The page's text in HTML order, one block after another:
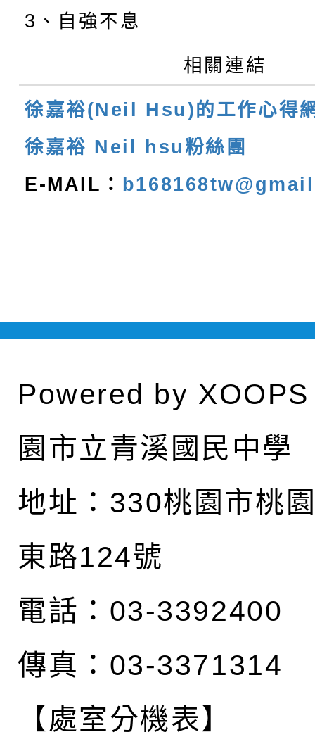
3、自強不息
相關連結
徐嘉裕(Neil Hsu)的工作心得
徐嘉裕 Neil hsu粉絲團
E-MAIL：
Powered by XOOPS
園市立青溪國民中學
地址： 330桃園市桃
東路124號
電話：03-3392400
傳真：03-3371314
【處室分機表】